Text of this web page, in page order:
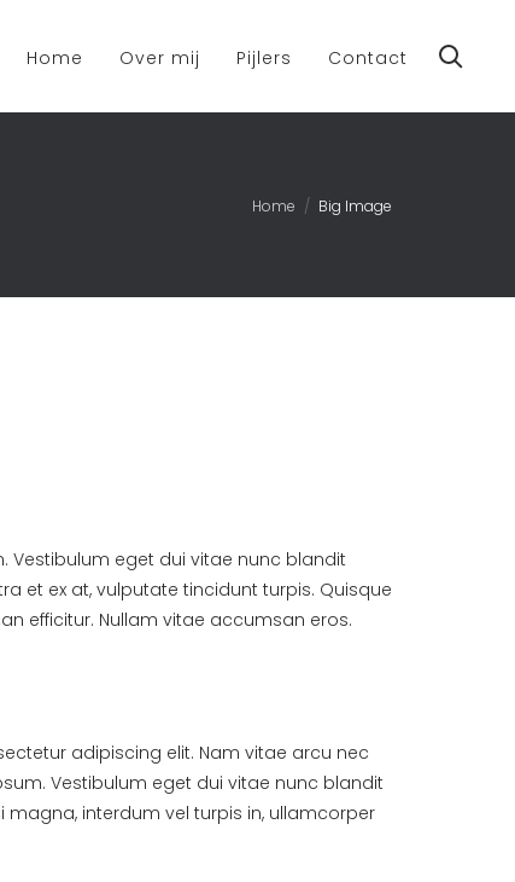
Home Over mij Pijlers Contact
Home Big Image
Vestibulum eget dui vitae nunc blandit
et ex at, vulputate tincidunt turpis. Quisque
efficitur. Nullam vitae accumsan eros.
adipiscing elit. Nam vitae arcu nec
Vestibulum eget dui vitae nunc blandit
magna, interdum vel turpis in, ullamcorper